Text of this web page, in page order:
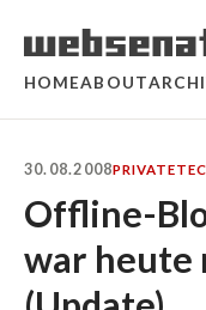
HOMEABOUT
30.08.2008PRIVATE
Offline-
war heute